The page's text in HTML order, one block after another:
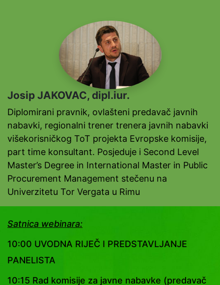
Josip JAKOVAC, dipl.iur.
Diplomirani pravnik, ovlašteni predavač javnih
nabavki, regionalni trener trenera javnih nabavki
višekorisničkog ToT projekta Evropske komisije,
part time konsultant. Posjeduje i Second Level
Master’s Degree in International Master in Public
Procurement Management stečenu na
Univerzitetu Tor Vergata u Rimu
Satnica webinara:
10:00 UVODNA RIJEČ I PREDSTAVLJANJE
PANELISTA
10:15 Rad komisije za javne nabavke (predavač